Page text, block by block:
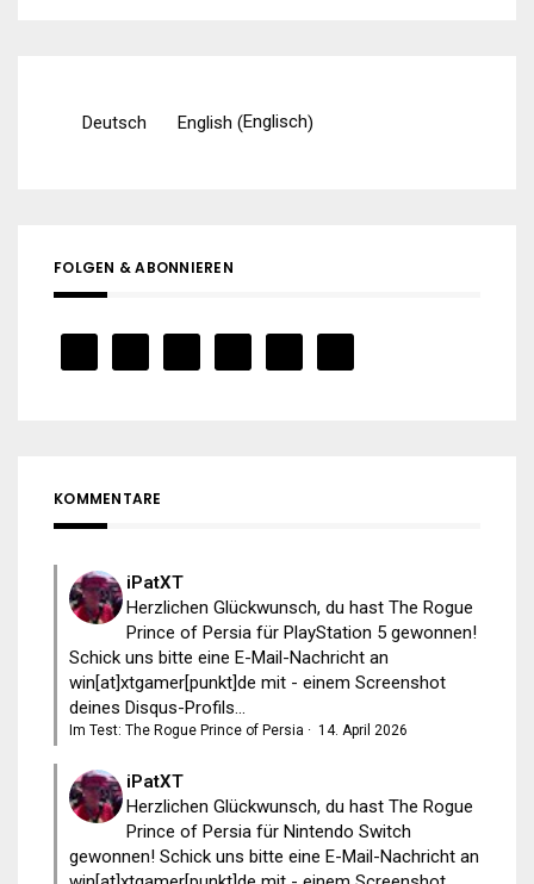
Deutsch English (Englisch)
FOLGEN & ABONNIEREN
KOMMENTARE
iPatXT
Herzlichen Glückwunsch, du hast The Rogue
Prince of Persia für PlayStation 5 gewonnen!
Schick uns bitte eine E-Mail-Nachricht an
win[at]xtgamer[punkt]de mit - einem Screenshot
deines Disqus-Profils...
Im Test: The Rogue Prince of Persia · 14. April 2026
iPatXT
Herzlichen Glückwunsch, du hast The Rogue
Prince of Persia für Nintendo Switch
gewonnen! Schick uns bitte eine E-Mail-Nachricht an